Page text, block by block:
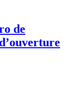
de